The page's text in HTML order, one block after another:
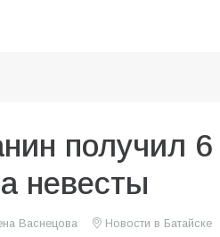
получил
невесты
Васнецова Новости в Батайске